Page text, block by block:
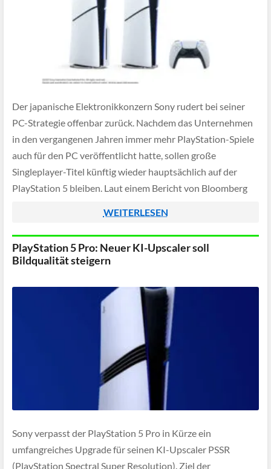
Der japanische Elektronikkonzern Sony rudert bei seiner
PC-Strategie offenbar zurück. Nachdem das Unternehmen
in den vergangenen Jahren immer mehr PlayStation-Spiele
auch für den PC veröffentlicht hatte, sollen große
Singleplayer-Titel künftig wieder hauptsächlich auf der
PlayStation 5 bleiben. Laut einem Bericht von Bloomberg
Portierungen bereits gestoppt.
WEITERLESEN
PlayStation 5 Pro: Neuer KI-Upscaler soll
Bildqualität steigern
Sony verpasst der PlayStation 5 Pro in Kürze ein
umfangreiches Upgrade für seinen KI-Upscaler PSSR
(PlayStation Spectral Super Resolution). Ziel der